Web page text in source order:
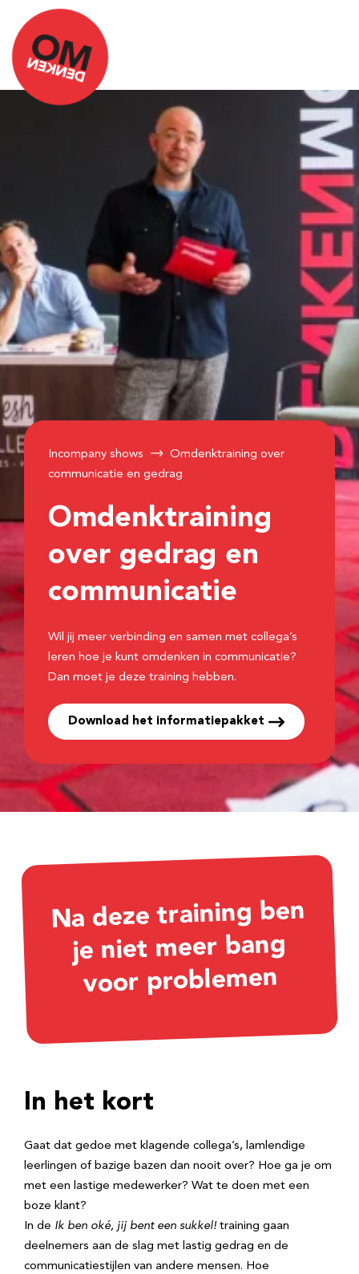
Incompany shows
Omdenktraining over
communicatie en gedrag
Omdenktraining
over gedrag en
communicatie
Wil jij meer verbinding en samen met collega’s
leren hoe je kunt omdenken in communicatie?
Dan moet je deze training hebben.
Download het informatiepakket
Na deze training ben
je niet meer bang
voor problemen
In het kort
Gaat dat gedoe met klagende collega’s, lamlendige
leerlingen of bazige bazen dan nooit over? Hoe ga je om
met een lastige medewerker? Wat te doen met een
boze klant?
In de Ik ben oké, jij bent een sukkel! training gaan
deelnemers aan de slag met lastig gedrag en de
communicatiestijlen van andere mensen. Hoe